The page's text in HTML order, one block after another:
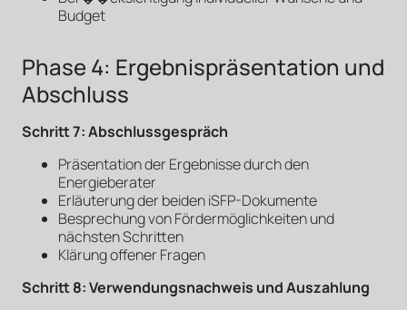
Budget
Phase 4: Ergebnispräsentation und
Abschluss
Schritt 7: Abschlussgespräch
Präsentation der Ergebnisse durch den
Energieberater
Erläuterung der beiden iSFP-Dokumente
Besprechung von Fördermöglichkeiten und
nächsten Schritten
Klärung offener Fragen
Schritt 8: Verwendungsnachweis und Auszahlung